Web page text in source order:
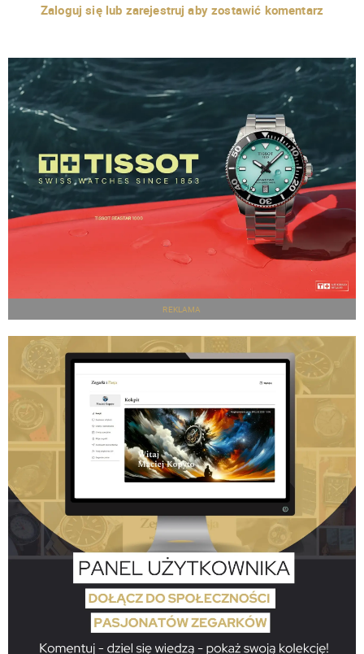
Zaloguj się lub zarejestruj aby zostawić komentarz
REKLAMA